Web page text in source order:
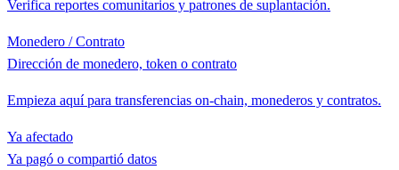
Verifica reportes comunitarios y patrones de suplantación.
Monedero / Contrato
Dirección de monedero, token o contrato
Empieza aquí para transferencias on-chain, monederos y contratos.
Ya afectado
Ya pagó o compartió datos